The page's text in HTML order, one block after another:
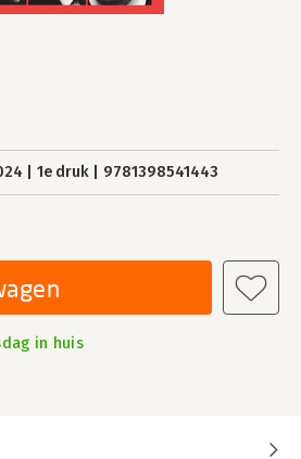
1e druk 9781398541443
in huis